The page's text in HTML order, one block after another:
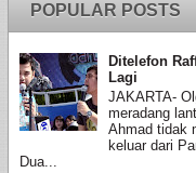
POPULAR POSTS
Ditelefon
Lagi
JAKARTA-
meradang
Ahmad tidak
keluar dari
Dua...